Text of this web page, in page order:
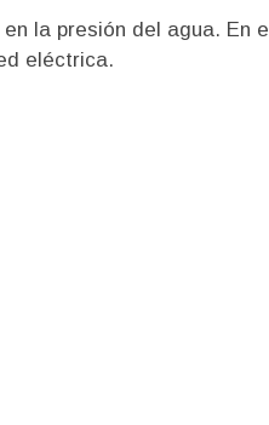
la presión del agua. En el
eléctrica.